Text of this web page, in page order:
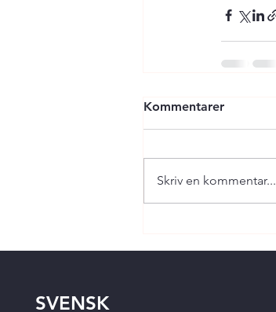
Kommentarer
Skriv en kommentar...
SVENSK